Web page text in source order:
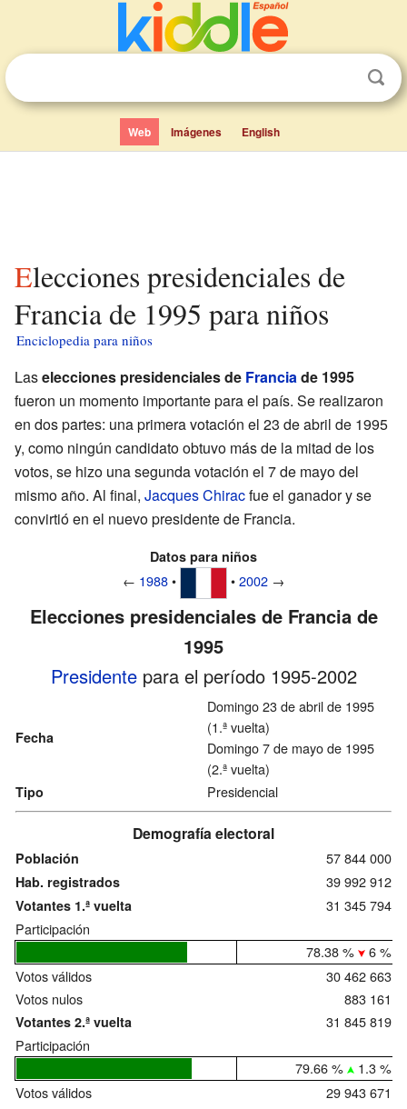
Web Imágenes English
Elecciones presidenciales de
Francia de 1995 para niños
Enciclopedia para niños
Laselecciones presidenciales de Franciade 1995
fueron un momento importante para el país. Se realizaron
en dos partes: una primera votación el 23 de abril de 1995
y, como ningún candidato obtuvo más de la mitad de los
votos, se hizo una segunda votación el 7 de mayo del
mismo año. Al final, Jacques Chiracfue el ganador y se
convirtió en el nuevo presidente de Francia.
Datos para niños
← 1988• •2002 →
Elecciones presidenciales de Francia de
1995
Presidentepara el período 1995-2002
Fecha
Domingo 23 de abril de 1995
(1.ª vuelta)
Domingo 7 de mayo de 1995
(2.ª vuelta)
Tipo Presidencial
Demografía electoral
Población 57 844 000
Hab. registrados 39 992 912
Votantes 1.ª vuelta
31 345 794
Participación
78.38 %
6 %
Votos válidos
30 462 663
Votos nulos
883 161
Votantes 2.ª vuelta
31 845 819
Participación
79.66 %
1.3 %
Votos válidos
29 943 671